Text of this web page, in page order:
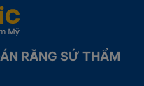
RĂNG SỨ THẨM